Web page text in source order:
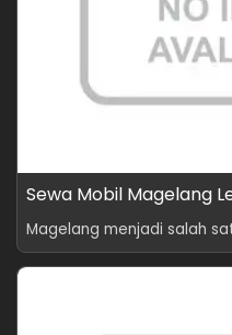
Sewa Mobil Magelang
Magelang menjadi salah